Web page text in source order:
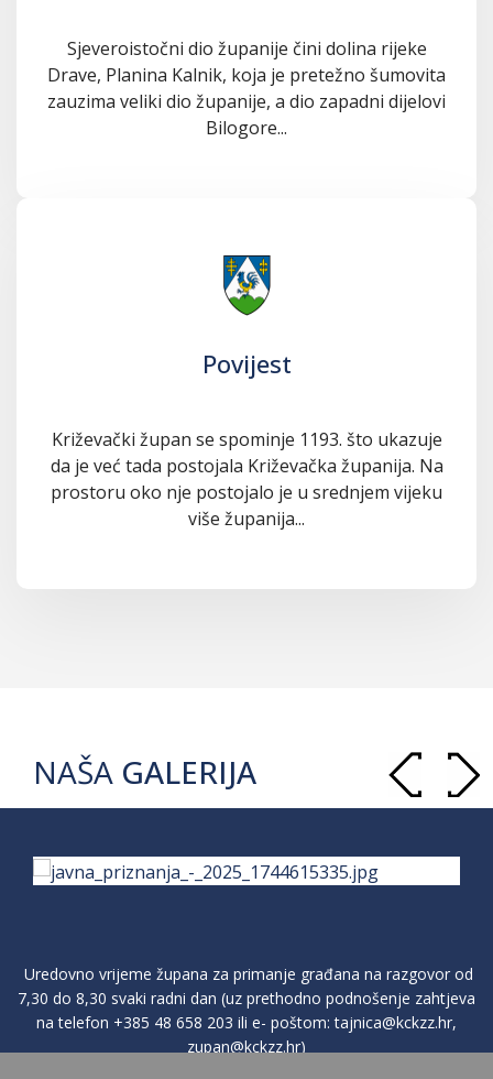
Sjeveroistočni dio županije čini dolina rijeke
Drave, Planina Kalnik, koja je pretežno šumovita
zauzima veliki dio županije, a dio zapadni dijelovi
Bilogore...
Povijest
Križevački župan se spominje 1193. što ukazuje
da je već tada postojala Križevačka županija. Na
prostoru oko nje postojalo je u srednjem vijeku
više županija...
NAŠA GALERIJA
Uredovno vrijeme župana za primanje građana na razgovor od
7,30 do 8,30 svaki radni dan (uz prethodno podnošenje zahtjeva
na telefon +385 48 658 203 ili e- poštom:tajnica@kckzz.hr,
zupan@kckzz.hr)